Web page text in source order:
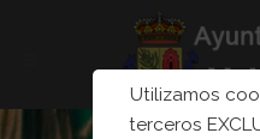
Utilizamos
terceros